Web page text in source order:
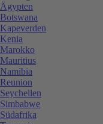
Ägypten
Botswana
Kapeverden
Kenia
Marokko
Mauritius
Namibia
Reunion
Seychellen
Simbabwe
Südafrika